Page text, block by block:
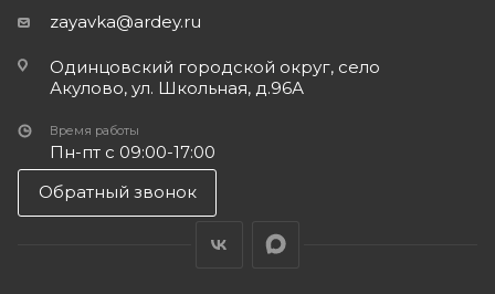
zayavka@ardey.ru
Одинцовский городской округ, село
Акулово, ул. Школьная, д.96А
Время работы
Пн-пт с 09:00-17:00
Обратный звонок